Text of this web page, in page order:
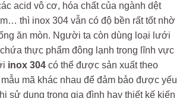
acid vô cơ, hóa chất của ngành dệt
thì inox 304 vẫn có độ bền rất tốt nhờ
ăn mòn. Người ta còn dùng loại lưới
thực phẩm đông lạnh trong lĩnh vực
inox 304 có thể được sản xuất theo
mã khác nhau để đảm bảo được yếu
sử dụng trong gia đình hay thiết kế kiến